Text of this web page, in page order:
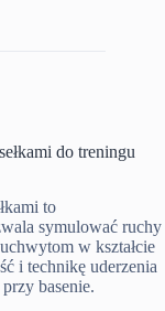
do treningu
to
symulować ruchy
w kształcie
i technikę uderzenia
basenie.